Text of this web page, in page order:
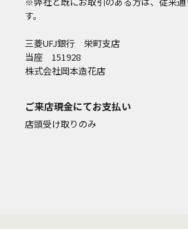
す。
三菱UFJ銀行 栄町支店
当座 151928
株式会社岡本造花店
ご来店現金にてお支払い
店頭受け取りのみ